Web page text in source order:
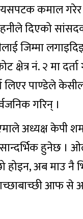
यसपटक कमाल
दिएको
जिम्मा
क्षेत्र नं. २ मा
लिएर पाण्डेले
गरिन् ।
अध्यक्ष केपी
हुनेछ ।
होइन, अब माउ नै
आफ